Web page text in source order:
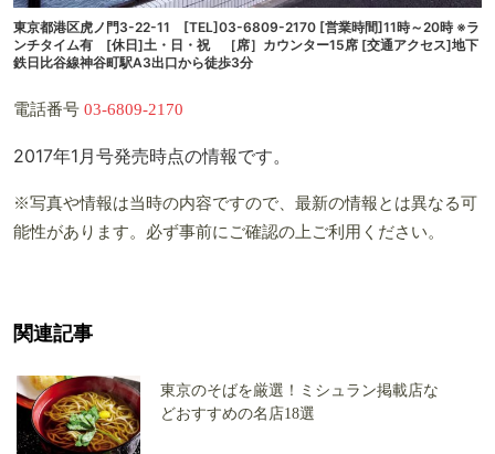
東京都港区虎ノ門3-22-11 [TEL]03-6809-2170 [営業時間]11時～20時 ※ラ
ンチタイム有 [休日]土・日・祝 ［席］カウンター15席 [交通アクセス]地下
鉄日比谷線神谷町駅A3出口から徒歩3分
電話番号 03-6809-2170
2017年1月号発売時点の情報です。
※写真や情報は当時の内容ですので、最新の情報とは異なる可
能性があります。必ず事前にご確認の上ご利用ください。
関連記事
東京のそばを厳選！ミシュラン掲載店な
どおすすめの名店18選